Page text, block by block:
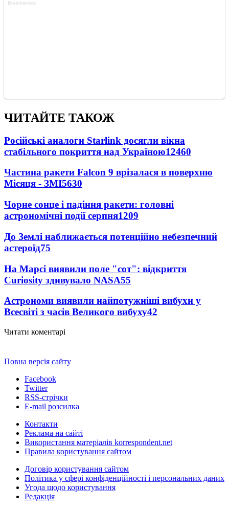
ЧИТАЙТЕ ТАКОЖ
Російські аналоги Starlink досягли вікна
стабільного покриття над Україною12460
Частина ракети Falcon 9 врізалася в поверхню
Місяця - ЗМІ5630
Чорне сонце і падіння ракети: головні
астрономічні події серпня1209
До Землі наближається потенційно небезпечний
астероїд75
На Марсі виявили поле "сот": відкриття
Curiosity здивувало NASA55
Астрономи виявили найпотужніші вибухи у
Всесвіті з часів Великого вибуху42
Читати коментарі
Повна версія сайту
Facebook
Twitter
RSS-стрічки
E-mail розсилка
Контакти
Реклама на сайті
Використання матеріалів korrespondent.net
Правила користування сайтом
Договір користування сайтом
Політика у сфері конфіденційності і персональних даних
Угода щодо користування
Редакція